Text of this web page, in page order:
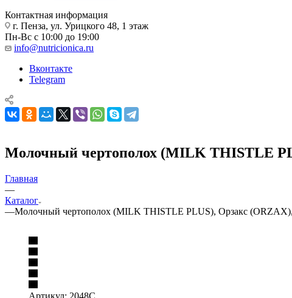
Контактная информация
г. Пенза, ул. Урицкого 48, 1 этаж
Пн-Вс с 10:00 до 19:00
info@nutricionica.ru
Вконтакте
Telegram
Молочный чертополох (MILK THISTLE
Главная
—
Каталог
—Молочный чертополох (MILK THISTLE PLUS), Орзакс (ORZAX),
Артикул: 2048С